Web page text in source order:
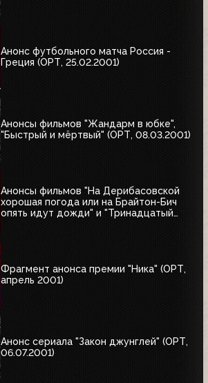
Анонс футбольного матча Россия -
Греция (ОРТ, 25.02.2001)
Анонсы фильмов "Жандарм в юбке",
"Быстрый и мёртвый" (ОРТ, 08.03.2001)
Анонсы фильмов "На Дерибасовской
хорошая погода или на Брайтон-Бич
опять идут дожди" и "Тринадцатый
Фрагмент анонса премии "Ника" (ОРТ,
апрель 2001)
Анонс сериала "Закон джунглей" (ОРТ,
06.07.2001)